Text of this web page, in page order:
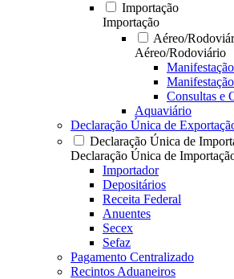
Importação
Importação
Aéreo/
Aéreo/Rodoviário
Consultas e
Aquaviário
Declaração Única de
Declaração Única de
Declaração Única de
Importador
Depositários
Receita Federal
Anuentes
Secex
Sefaz
Pagamento Centralizado
Recintos Aduaneiros